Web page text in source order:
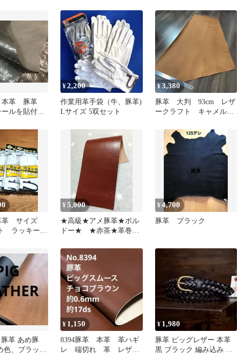
本革 豚革
ルを貼付加
有
¥2,200
作業用革手袋（牛、豚革)
Lサイズ 5双セット
¥3,380
豚革 大判 93cm レザ
ークラフト キャメル
サイズ
ラッキーワ
¥5,000
★高級★アメ豚革★ボル
ドー★ ★赤茶★革巻★
¥4,700
豚革 ブラック
革 あめ豚
、ブラック
¥ 1,150
8394豚革 本革 革ハギ
レ 端切れ 革 レザー
¥ 1,980
豚革 ピッグレザー 本革
黒 ブラック 編み込み ベ